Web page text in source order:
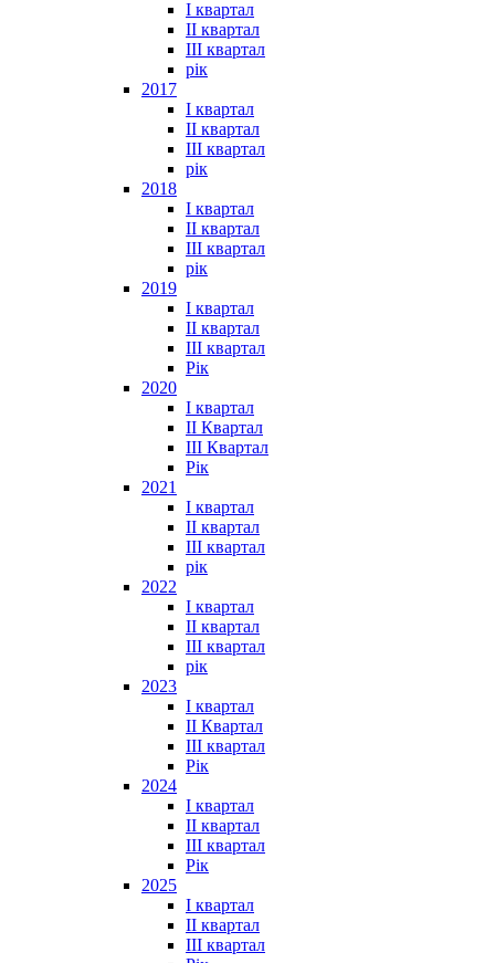
I квартал
II квартал
III квартал
рік
2017
I квартал
II квартал
III квартал
рік
2018
I квартал
II квартал
III квартал
рік
2019
I квартал
II квартал
III квартал
Рік
2020
I квартал
II Квартал
III Квартал
Рік
2021
I квартал
II квартал
III квартал
рік
2022
I квартал
II квартал
ІІІ квартал
рік
2023
І квартал
ІІ Квартал
III квартал
Рік
2024
I квартал
II квартал
III квартал
Рік
2025
I квартал
II квартал
III квартал